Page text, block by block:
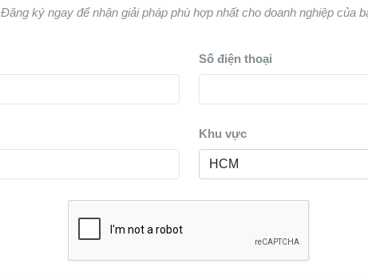
Đăng ký ngay để nhận giải pháp phù hợp nhất cho doanh nghiệp của
Số điện thoại
Khu vực